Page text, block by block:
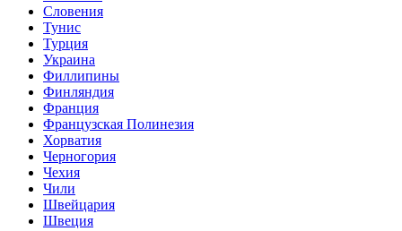
Словения
Тунис
Турция
Украина
Филлипины
Финляндия
Франция
Французская Полинезия
Хорватия
Черногория
Чехия
Чили
Швейцария
Швеция